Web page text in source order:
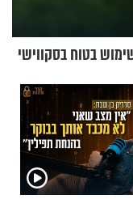
בטוח בסקווישי